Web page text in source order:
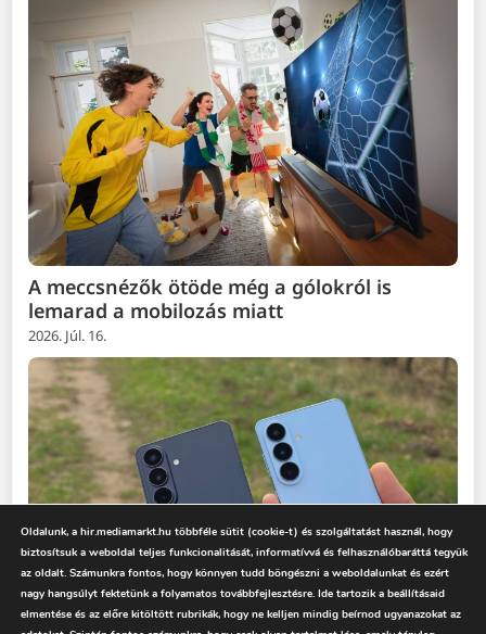
A meccsnézők ötöde még a gólokról is
lemarad a mobilozás miatt
2026. Júl. 16.
Oldalunk, a hir.mediamarkt.hu többféle sütit (cookie-t) és szolgáltatást használ, hogy
biztosítsuk a weboldal teljes funkcionalitását, informatívvá és felhasználóbaráttá tegyük
az oldalt. Számunkra fontos, hogy könnyen tudd böngészni a weboldalunkat és ezért
nagy hangsúlyt fektetünk a folyamatos továbbfejlesztésre. Ide tartozik a beállításaid
elmentése és az előre kitöltött rubrikák, hogy ne kelljen mindig beírnod ugyanazokat az